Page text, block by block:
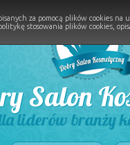
Salon
liderów branży
za pomocą plików cookies
stosowania plików cookies,